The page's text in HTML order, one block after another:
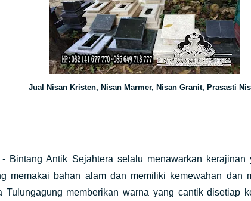
Jual Nisan Kristen, Nisan Marmer, Nisan Granit, Prasasti
Bintang Antik Sejahtera selalu menawarkan
memakai bahan alam dan memiliki kemewahan dan
Tulungagung memberikan warna yang cantik disetiap